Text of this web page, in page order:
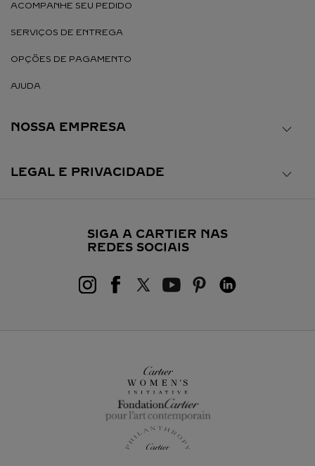
ACOMPANHE SEU PEDIDO
SERVIÇOS DE ENTREGA
OPÇÕES DE PAGAMENTO
AJUDA
NOSSA EMPRESA
LEGAL E PRIVACIDADE
SIGA A CARTIER NAS
REDES SOCIAIS